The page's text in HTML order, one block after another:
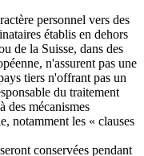
personnel vers des
établis en dehors
de la Suisse, dans des
n'assurent pas une
tiers n'offrant pas un
du traitement
des mécanismes
notamment les « clauses
conservées pendant